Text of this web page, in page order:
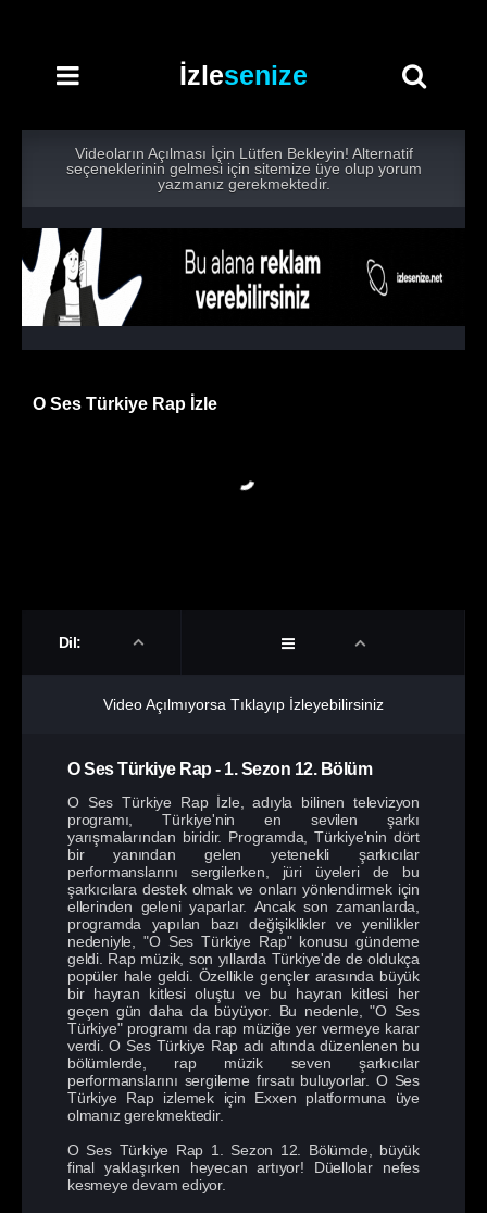
İzlesenize
Videoların Açılması İçin Lütfen Bekleyin! Alternatif
seçeneklerinin gelmesi için sitemize üye olup yorum
yazmanız gerekmektedir.
O Ses Türkiye Rap İzle
Dil:
Video Açılmıyorsa Tıklayıp İzleyebilirsiniz
O Ses Türkiye Rap - 1. Sezon 12. Bölüm
O Ses Türkiye Rap İzle, adıyla bilinen televizyon
programı, Türkiye'nin en sevilen şarkı
yarışmalarından biridir. Programda, Türkiye'nin dört
bir yanından gelen yetenekli şarkıcılar
performanslarını sergilerken, jüri üyeleri de bu
şarkıcılara destek olmak ve onları yönlendirmek için
ellerinden geleni yaparlar. Ancak son zamanlarda,
programda yapılan bazı değişiklikler ve yenilikler
nedeniyle, "O Ses Türkiye Rap" konusu gündeme
geldi. Rap müzik, son yıllarda Türkiye'de de oldukça
popüler hale geldi. Özellikle gençler arasında büyük
bir hayran kitlesi oluştu ve bu hayran kitlesi her
geçen gün daha da büyüyor. Bu nedenle, "O Ses
Türkiye" programı da rap müziğe yer vermeye karar
verdi. O Ses Türkiye Rap adı altında düzenlenen bu
bölümlerde, rap müzik seven şarkıcılar
performanslarını sergileme fırsatı buluyorlar. O Ses
Türkiye Rap izlemek için Exxen platformuna üye
olmanız gerekmektedir.
O Ses Türkiye Rap 1. Sezon 12. Bölümde, büyük
final yaklaşırken heyecan artıyor! Düellolar nefes
kesmeye devam ediyor.